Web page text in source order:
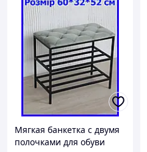
Мягкая банкетка с двумя
полочками для обуви